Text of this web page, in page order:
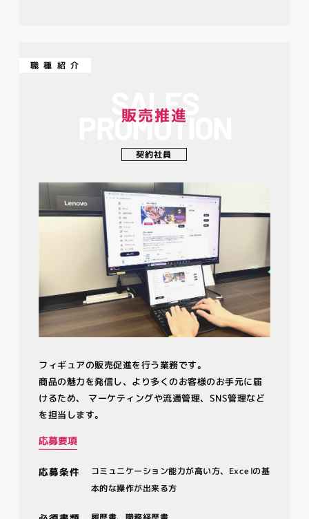
職種紹介
SALES
PROMOTION
販売推進
契約社員
フィギュアの販売促進を行う業務です。
商品の魅力を発信し、より多くのお客様のお手元に届
けるため、 マーケティングや流通管理、SNS管理など
を担当します。
応募要項
応募条件 コミュニケーション能力が高い方、Excelの基
本的な操作が出来る方